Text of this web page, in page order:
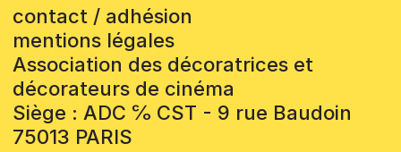
contact / adhésion
mentions légales
Association des décoratrices et
décorateurs de cinéma
Siège : ADC ℅ CST - 9 rue Baudoin
75013 PARIS